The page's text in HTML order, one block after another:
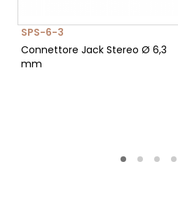
SPS-6-3
Connettore Jack Stereo Ø 6,3
mm